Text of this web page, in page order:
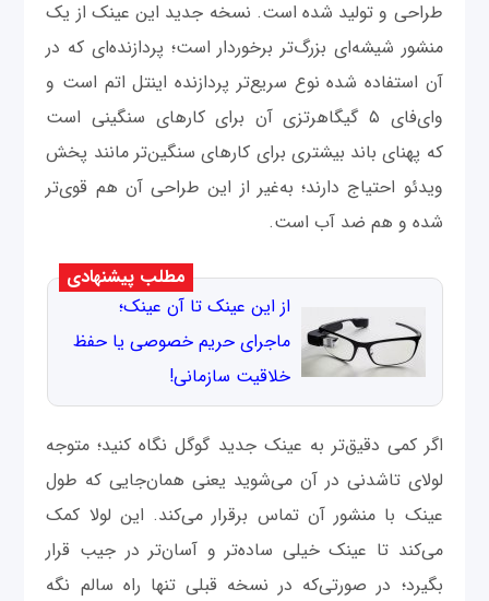
طراحی و تولید شده است. نسخه جدید این عینک از یک
منشور شیشه‌ای بزرگ‌تر برخوردار است؛ پردازنده‌ای که در
آن استفاده شده نوع سریع‌تر پردازنده اینتل اتم است و
وای‌فای ۵ گیگاهرتزی آن برای کارهای سنگینی است
که پهنای باند بیشتری برای کارهای سنگین‌تر مانند پخش
ویدئو احتیاج دارند؛ به‌غیر از این طراحی آن هم قوی‌تر
شده و هم ضد آب است.
مطلب پیشنهادی
از این عینک تا آن عینک؛
ماجرای حریم خصوصی یا حفظ
خلاقیت سازمانی!
اگر کمی دقیق‌تر به عینک جدید گوگل نگاه کنید؛ متوجه
لولای تاشدنی در آن می‌شوید یعنی همان‌جایی که طول
عینک با منشور آن تماس برقرار می‌کند. این لولا کمک
می‌کند تا عینک خیلی ساده‌تر و آسان‌تر در جیب قرار
بگیرد؛ در صورتی‌که در نسخه قبلی تنها راه سالم نگه